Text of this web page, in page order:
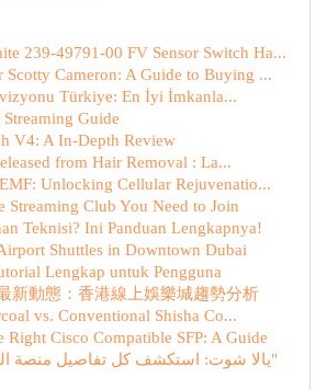
239-49791-00 FV Sensor Switch Ha...
Scotty Cameron: A Guide to Buying ...
Türkiye: En İyi İmkanla...
Guide
V4: A In-Depth Review
from Hair Removal : La...
Unlocking Cellular Rejuvenatio...
Streaming Club You Need to Join
Teknisi? Ini Panduan Lengkapnya!
Shuttles in Downtown Dubai
Lengkap untuk Pengguna
新動態：香港線上娛樂城趨勢分析
vs. Conventional Shisha Co...
Right Cisco Compatible SFP: A Guide
"يالا شوت: استكشف كل تفاصيل منصة البث المباشر"